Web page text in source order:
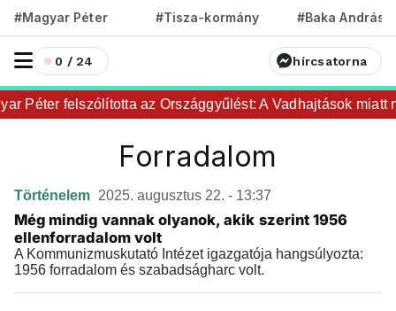
#Magyar Péter #Tisza-kormány #Baka András
0 / 24 hírcsatorna
Péter felszólította az Országgyűlést: A Vadhajtások miatt
Forradalom
Történelem 2025. augusztus 22. - 13:37
Még mindig vannak olyanok, akik szerint 1956
ellenforradalom volt
A Kommunizmuskutató Intézet igazgatója hangsúlyozta:
1956 forradalom és szabadságharc volt.